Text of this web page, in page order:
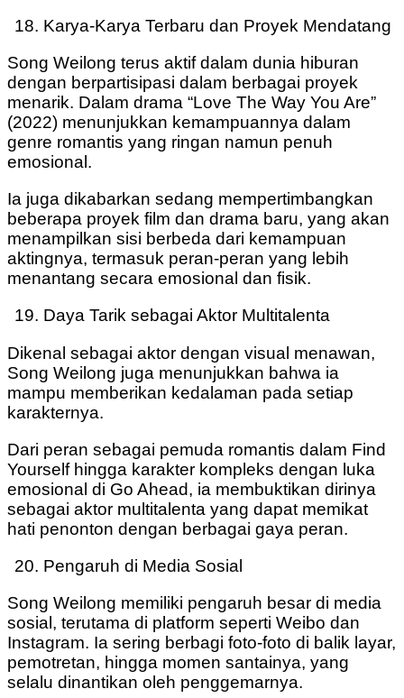
Karya-Karya Terbaru dan Proyek Mendatang
Song Weilong terus aktif dalam dunia hiburan
dengan berpartisipasi dalam berbagai proyek
menarik. Dalam drama “Love The Way You Are”
(2022) menunjukkan kemampuannya dalam
genre romantis yang ringan namun penuh
emosional.
Ia juga dikabarkan sedang mempertimbangkan
beberapa proyek film dan drama baru, yang akan
menampilkan sisi berbeda dari kemampuan
aktingnya, termasuk peran-peran yang lebih
menantang secara emosional dan fisik.
Daya Tarik sebagai Aktor Multitalenta
Dikenal sebagai aktor dengan visual menawan,
Song Weilong juga menunjukkan bahwa ia
mampu memberikan kedalaman pada setiap
karakternya.
Dari peran sebagai pemuda romantis dalam Find
Yourself hingga karakter kompleks dengan luka
emosional di Go Ahead, ia membuktikan dirinya
sebagai aktor multitalenta yang dapat memikat
hati penonton dengan berbagai gaya peran.
Pengaruh di Media Sosial
Song Weilong memiliki pengaruh besar di media
sosial, terutama di platform seperti Weibo dan
Instagram. Ia sering berbagi foto-foto di balik layar,
pemotretan, hingga momen santainya, yang
selalu dinantikan oleh penggemarnya.